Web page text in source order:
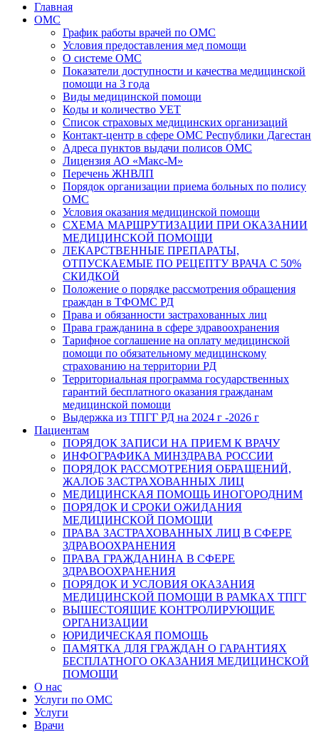
Главная
ОМС
График работы врачей по ОМС
Условия предоставления мед помощи
О системе ОМС
Показатели доступности и качества медицинской
помощи на 3 года
Виды медицинской помощи
Коды и количество УЕТ
Список страховых медицинских организаций
Контакт-центр в сфере ОМС Республики Дагестан
Адреса пунктов выдачи полисов ОМС
Лицензия АО «Макс-М»
Перечень ЖНВЛП
Порядок организации приема больных по полису
ОМС
Условия оказания медицинской помощи
СХЕМА МАРШРУТИЗАЦИИ ПРИ ОКАЗАНИИ
МЕДИЦИНСКОЙ ПОМОЩИ
ЛЕКАРСТВЕННЫЕ ПРЕПАРАТЫ,
ОТПУСКАЕМЫЕ ПО РЕЦЕПТУ ВРАЧА С 50%
СКИДКОЙ
Положение о порядке рассмотрения обращения
граждан в ТФОМС РД
Права и обязанности застрахованных лиц
Права гражданина в сфере здравоохранения
Тарифное соглашение на оплату медицинской
помощи по обязательному медицинскому
страхованию на территории РД
Территориальная программа государственных
гарантий бесплатного оказания гражданам
медицинской помощи
Выдержка из ТПГГ РД на 2024 г -2026 г
Пациентам
ПОРЯДОК ЗАПИСИ НА ПРИЕМ К ВРАЧУ
ИНФОГРАФИКА МИНЗДРАВА РОССИИ
ПОРЯДОК РАССМОТРЕНИЯ ОБРАЩЕНИЙ,
ЖАЛОБ ЗАСТРАХОВАННЫХ ЛИЦ
МЕДИЦИНСКАЯ ПОМОЩЬ ИНОГОРОДНИМ
ПОРЯДОК И СРОКИ ОЖИДАНИЯ
МЕДИЦИНСКОЙ ПОМОЩИ
ПРАВА ЗАСТРАХОВАННЫХ ЛИЦ В СФЕРЕ
ЗДРАВООХРАНЕНИЯ
ПРАВА ГРАЖДАНИНА В СФЕРЕ
ЗДРАВООХРАНЕНИЯ
ПОРЯДОК И УСЛОВИЯ ОКАЗАНИЯ
МЕДИЦИНСКОЙ ПОМОЩИ В РАМКАХ ТПГГ
ВЫШЕСТОЯЩИЕ КОНТРОЛИРУЮЩИЕ
ОРГАНИЗАЦИИ
ЮРИДИЧЕСКАЯ ПОМОЩЬ
ПАМЯТКА ДЛЯ ГРАЖДАН О ГАРАНТИЯХ
БЕСПЛАТНОГО ОКАЗАНИЯ МЕДИЦИНСКОЙ
ПОМОЩИ
О нас
Услуги по ОМС
Услуги
Врачи